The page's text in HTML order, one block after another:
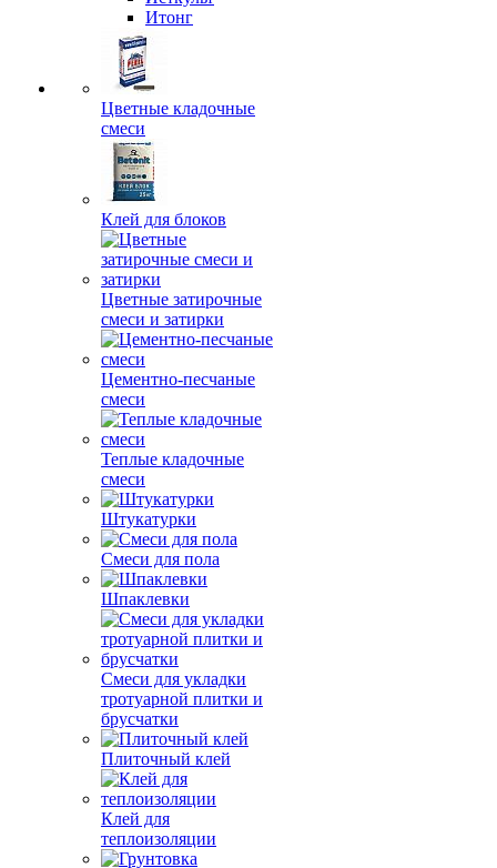
Итонг
Цветные кладочные
смеси
Клей для блоков
Цветные затирочные
смеси и затирки
Цементно-песчаные
смеси
Теплые кладочные
смеси
Штукатурки
Смеси для пола
Шпаклевки
Смеси для укладки
тротуарной плитки и
брусчатки
Плиточный клей
Клей для
теплоизоляции